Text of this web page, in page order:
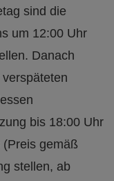
sind die
um 12:00 Uhr
Danach
bis 18:00 Uhr
gemäß
stellen, ab